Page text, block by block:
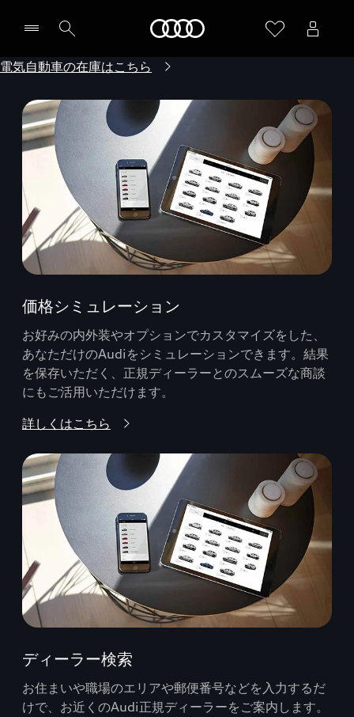
電気自動車の在庫はこちら
価格シミュレーション
お好みの内外装やオプションでカスタマイズをした、
あなただけのAudiをシミュレーションできます。結果
を保存いただく、正規ディーラーとのスムーズな商談
にもご活用いただけます。
詳しくはこちら
ディーラー検索
お住まいや職場のエリアや郵便番号などを入力するだ
けで、お近くのAudi正規ディーラーをご案内します。